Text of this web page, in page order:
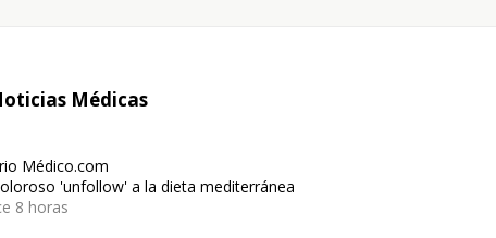
Médicas
Médico.com
'unfollow' a la dieta mediterránea
8 horas